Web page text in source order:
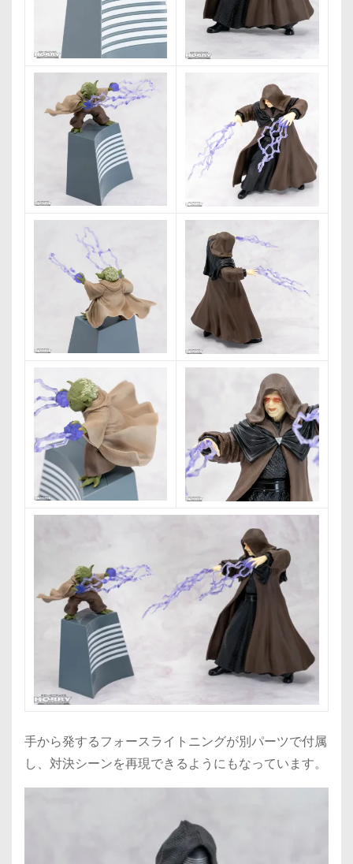
手から発するフォースライトニングが別パーツで付属
し、対決シーンを再現できるようにもなっています。